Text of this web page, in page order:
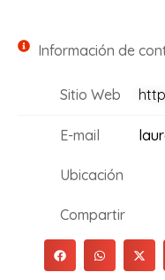
Información de
Sitio Web
E-mail
Ubicación
Compartir